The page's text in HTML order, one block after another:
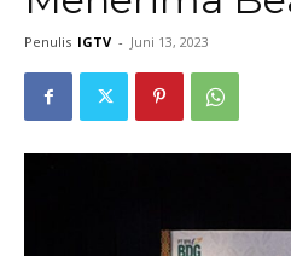
Penulis IGTV - Juni 13, 2023